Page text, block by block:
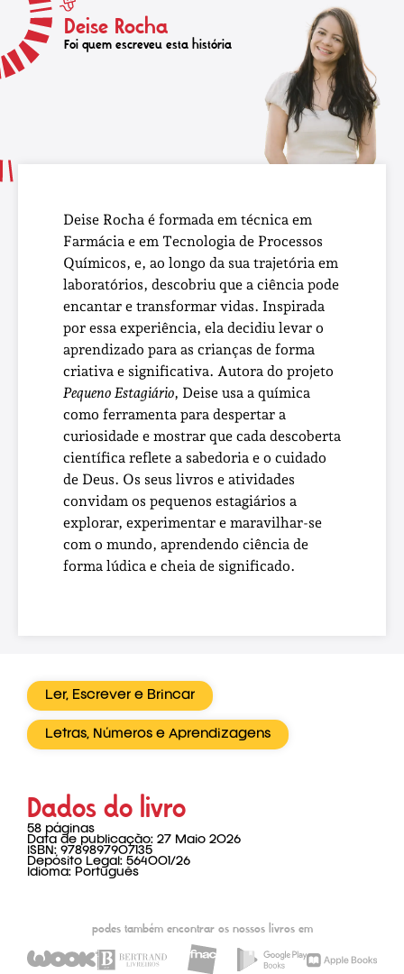
Deise Rocha
Foi quem escreveu esta história
Deise Rocha é formada em técnica em
Farmácia e em Tecnologia de Processos
Químicos, e, ao longo da sua trajetória em
laboratórios, descobriu que a ciência pode
encantar e transformar vidas. Inspirada
por essa experiência, ela decidiu levar o
aprendizado para as crianças de forma
criativa e significativa. Autora do projeto
Pequeno Estagiário, Deise usa a química
como ferramenta para despertar a
curiosidade e mostrar que cada descoberta
científica reflete a sabedoria e o cuidado
de Deus. Os seus livros e atividades
convidam os pequenos estagiários a
explorar, experimentar e maravilhar-se
com o mundo, aprendendo ciência de
forma lúdica e cheia de significado.
Ler, Escrever e Brincar
Letras, Números e Aprendizagens
Dados do livro
58 páginas
Data de publicação: 27 Maio 2026
ISBN: 9789897907135
Depósito Legal: 564001/26
Idioma: Português
podes também encontrar os nossos livros em